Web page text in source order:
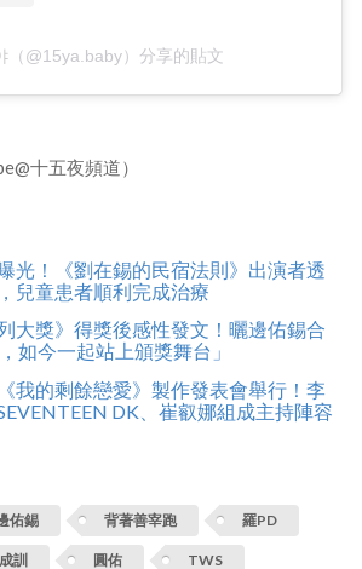
（@15ya.baby）分享的貼文
十五夜頻道）
光！《劉在錫的民宿法則》出演者透
兒童患者順利完成治療
大獎》得獎後感性發文！曬邊佑錫合
如今一起站上頒獎舞台」
我的剩餘戀愛》製作發表會舉行！李
DK、崔叡娜組成主持陣容
佑錫 背著善宰跑 羅PD
訓 圓佑 TWS